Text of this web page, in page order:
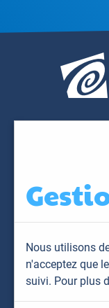
Nous utilisons
n'acceptez que
suivi. Pour plus